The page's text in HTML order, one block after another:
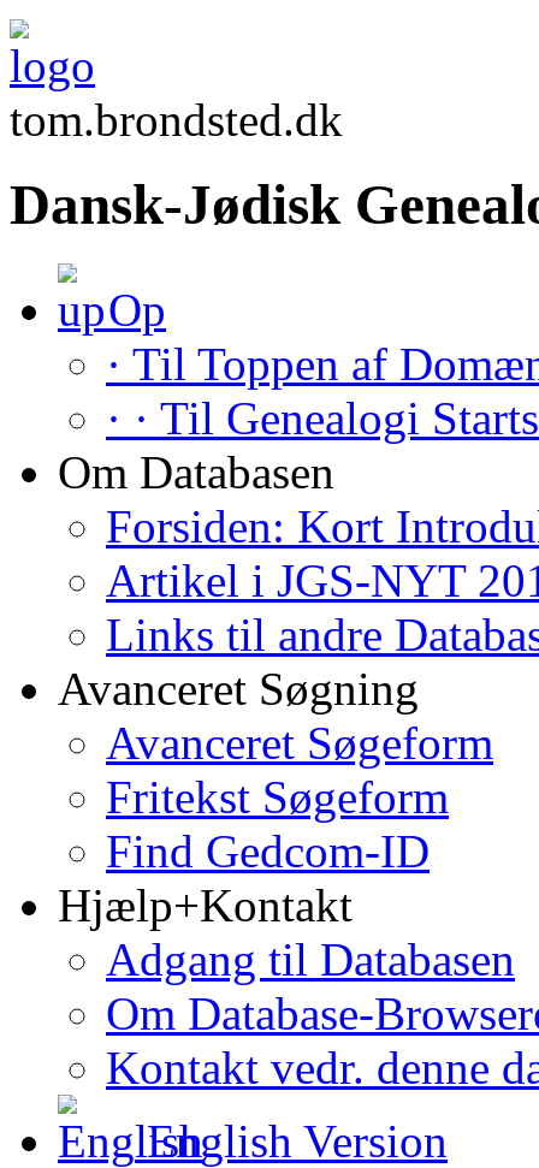
tom.brondsted.dk
Dansk-Jødisk
Op
· Til Toppen af
· · Til Genealogi
Om Databasen
Forsiden: Kort
Artikel i JGS-NYT
Links til andre
Avanceret Søgning
Avanceret Søgeform
Fritekst Søgeform
Find Gedcom-ID
Hjælp+Kontakt
Adgang til Databasen
Om Database-
Kontakt vedr. denne
English Version